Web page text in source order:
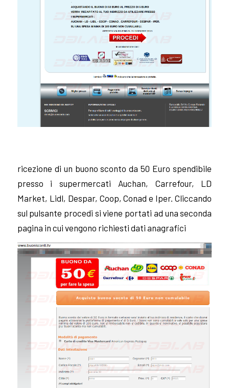
ricezione di un buono sconto da 50 Euro spendibile
presso i supermercati Auchan, Carrefour, LD
Market, Lidl, Despar, Coop, Conad e Iper.Cliccando
sul pulsante procedi si viene portati ad una seconda
pagina in cui vengono richiesti dati anagrafici